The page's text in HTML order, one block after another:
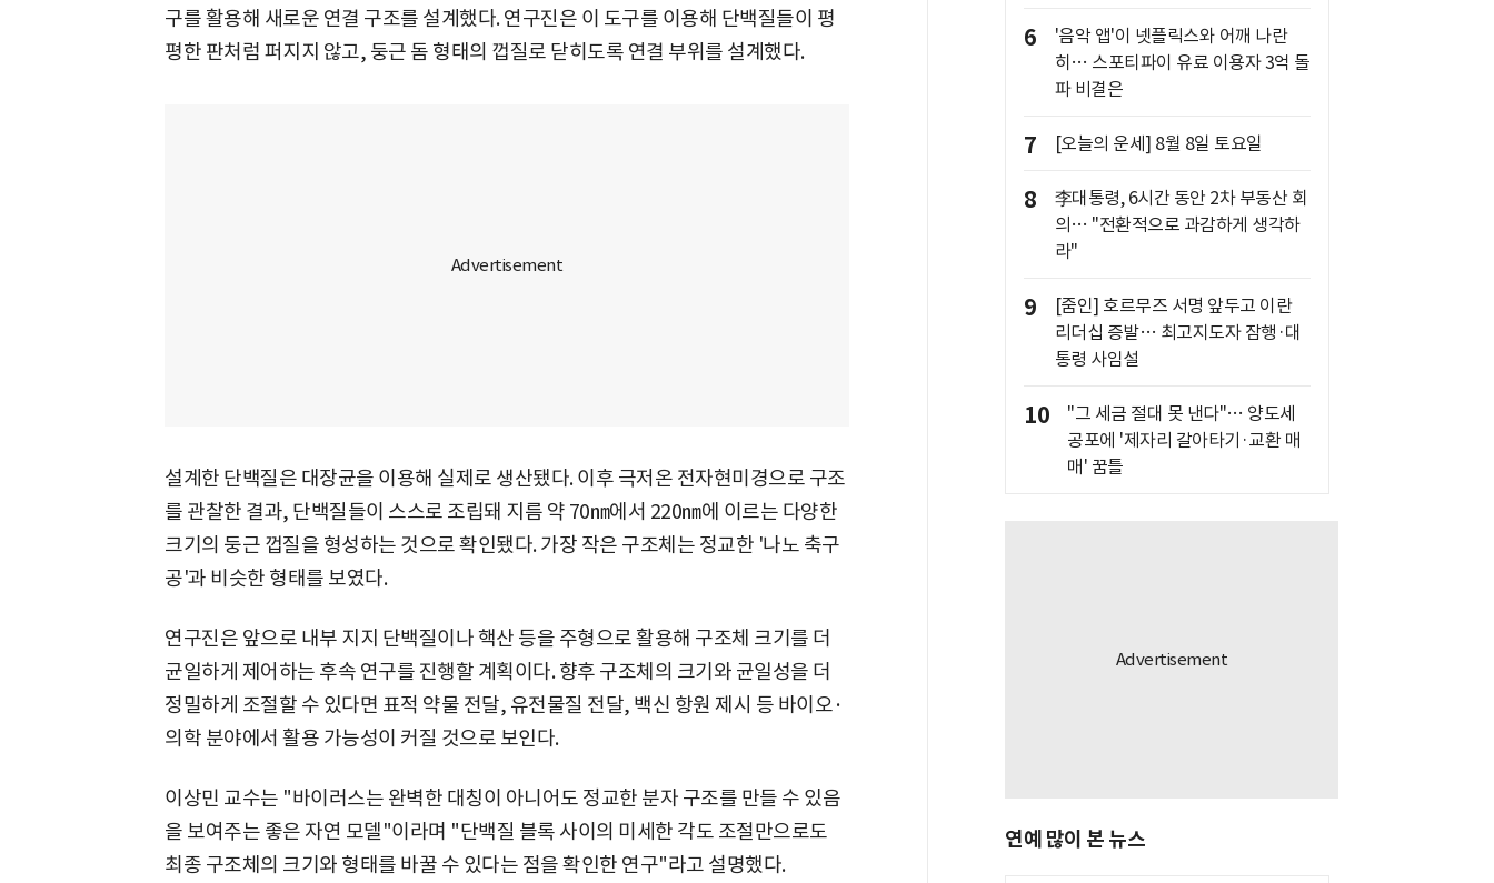
구를 활용해 새로운 연결 구조를 설계했다. 연구진은 이 도구를 이용해 단백질들이 평
평한 판처럼 퍼지지 않고, 둥근 돔 형태의 껍질로 닫히도록 연결 부위를 설계했다.
설계한 단백질은 대장균을 이용해 실제로 생산됐다. 이후 극저온 전자현미경으로 구조
를 관찰한 결과, 단백질들이 스스로 조립돼 지름 약 70㎚에서 220㎚에 이르는 다양한
크기의 둥근 껍질을 형성하는 것으로 확인됐다. 가장 작은 구조체는 정교한 '나노 축구
공'과 비슷한 형태를 보였다.
연구진은 앞으로 내부 지지 단백질이나 핵산 등을 주형으로 활용해 구조체 크기를 더
균일하게 제어하는 후속 연구를 진행할 계획이다. 향후 구조체의 크기와 균일성을 더
정밀하게 조절할 수 있다면 표적 약물 전달, 유전물질 전달, 백신 항원 제시 등 바이오·
의학 분야에서 활용 가능성이 커질 것으로 보인다.
이상민 교수는 "바이러스는 완벽한 대칭이 아니어도 정교한 분자 구조를 만들 수 있음
을 보여주는 좋은 자연 모델"이라며 "단백질 블록 사이의 미세한 각도 조절만으로도
최종 구조체의 크기와 형태를 바꿀 수 있다는 점을 확인한 연구"라고 설명했다.
6
'음악 앱'이 넷플릭스와 어깨 나란
히… 스포티파이 유료 이용자 3억 돌
파 비결은
7 [오늘의 운세] 8월 8일 토요일
8
李대통령, 6시간 동안 2차 부동산 회
의… "전환적으로 과감하게 생각하
라"
9
[줌인] 호르무즈 서명 앞두고 이란
리더십 증발… 최고지도자 잠행·대
통령 사임설
10
"그 세금 절대 못 낸다"… 양도세
공포에 '제자리 갈아타기·교환 매
매' 꿈틀
연예 많이 본 뉴스